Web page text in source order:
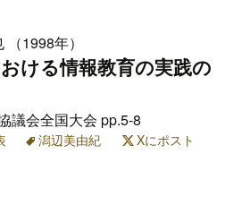
1998年）
ける情報教育の実践の
議会全国大会 pp.5-8
潟辺美由紀
Xにポスト